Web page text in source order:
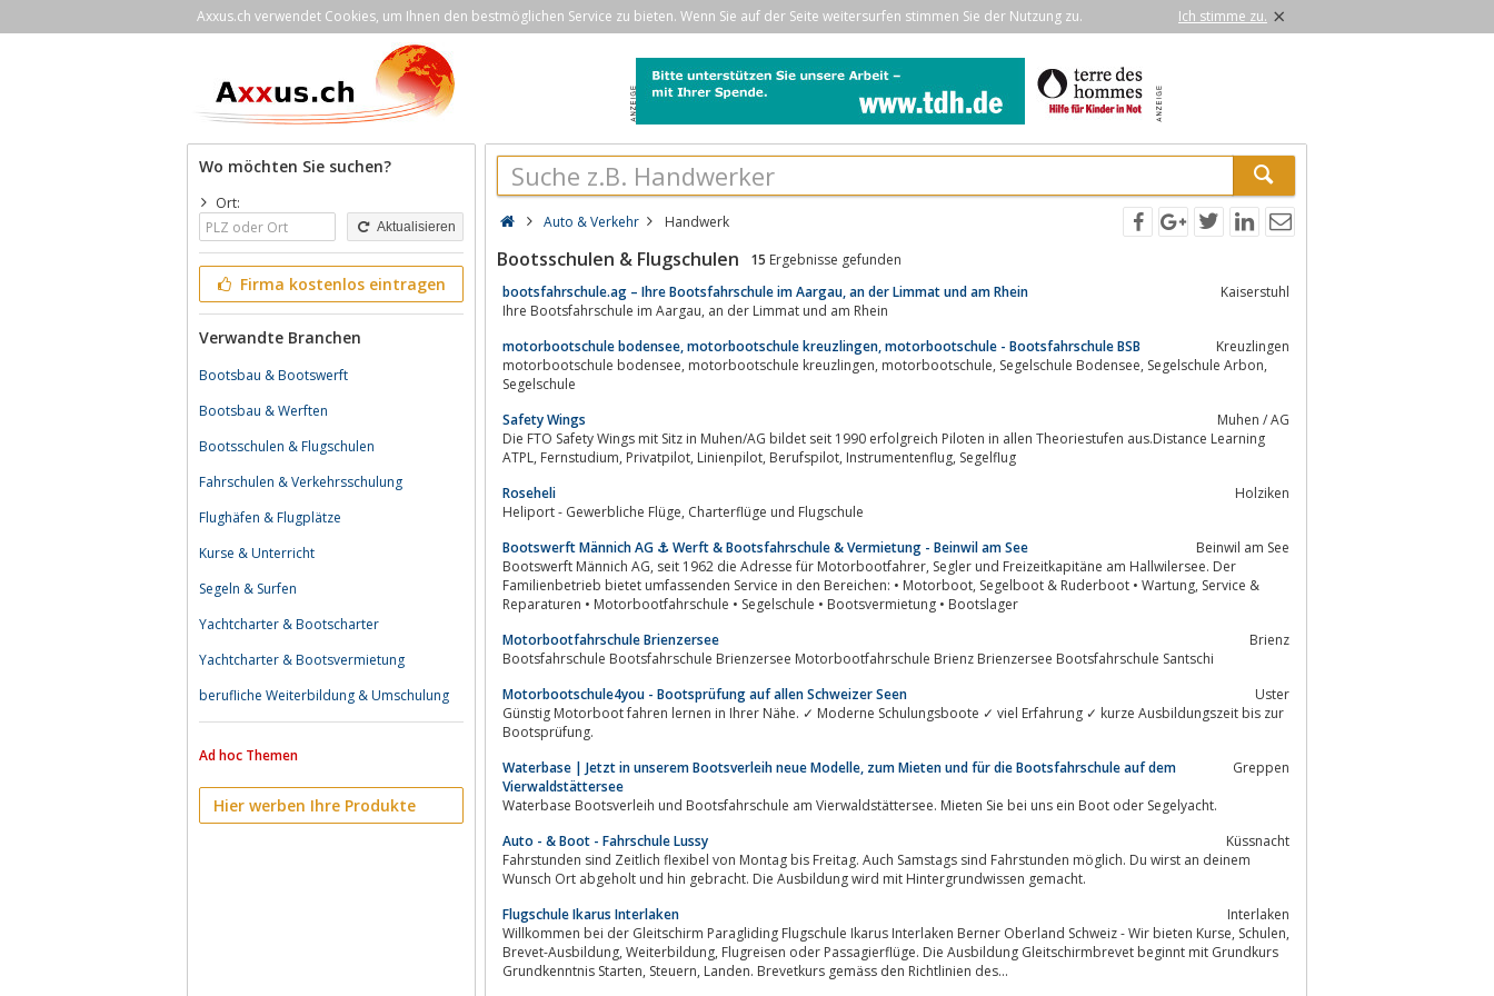
Axxus.ch verwendet Cookies, um Ihnen den bestmöglichen Service zu bieten. Wenn Sie auf der Seite weitersurfen stimmen Sie der Nutzung zu. Ich stimme zu. ×
Wo möchten Sie suchen?
Ort:
Aktualisieren
Firma kostenlos eintragen
Verwandte Branchen
Bootsbau & Bootswerft
Bootsbau & Werften
Bootsschulen & Flugschulen
Fahrschulen & Verkehrsschulung
Flughäfen & Flugplätze
Kurse & Unterricht
Segeln & Surfen
Yachtcharter & Bootscharter
Yachtcharter & Bootsvermietung
berufliche Weiterbildung & Umschulung
Ad hoc Themen
Hier werben Ihre Produkte
Auto & Verkehr Handwerk
Bootsschulen & Flugschulen 15 Ergebnisse gefunden
bootsfahrschule.ag – Ihre Bootsfahrschule im Aargau, an der Limmat und am Rhein
Kaiserstuhl
Ihre Bootsfahrschule im Aargau, an der Limmat und am Rhein
motorbootschule bodensee, motorbootschule kreuzlingen, motorbootschule - Bootsfahrschule BSB
Kreuzlingen
motorbootschule bodensee, motorbootschule kreuzlingen, motorbootschule, Segelschule Bodensee, Segelschule Arbon,
Segelschule
Safety Wings
Muhen / AG
Die FTO Safety Wings mit Sitz in Muhen/AG bildet seit 1990 erfolgreich Piloten in allen Theoriestufen aus.Distance Learning
ATPL, Fernstudium, Privatpilot, Linienpilot, Berufspilot, Instrumentenflug, Segelflug
Roseheli
Holziken
Heliport - Gewerbliche Flüge, Charterflüge und Flugschule
Bootswerft Männich AG ⚓ Werft & Bootsfahrschule & Vermietung - Beinwil am See
Beinwil am See
Bootswerft Männich AG, seit 1962 die Adresse für Motorbootfahrer, Segler und Freizeitkapitäne am Hallwilersee. Der
Familienbetrieb bietet umfassenden Service in den Bereichen: • Motorboot, Segelboot & Ruderboot • Wartung, Service &
Reparaturen • Motorbootfahrschule • Segelschule • Bootsvermietung • Bootslager
Motorbootfahrschule Brienzersee
Brienz
Bootsfahrschule Bootsfahrschule Brienzersee Motorbootfahrschule Brienz Brienzersee Bootsfahrschule Santschi
Motorbootschule4you - Bootsprüfung auf allen Schweizer Seen
Uster
Günstig Motorboot fahren lernen in Ihrer Nähe. ✓ Moderne Schulungsboote ✓ viel Erfahrung ✓ kurze Ausbildungszeit bis zur
Bootsprüfung.
Waterbase | Jetzt in unserem Bootsverleih neue Modelle, zum Mieten und für die Bootsfahrschule auf dem
Vierwaldstättersee
Greppen
Waterbase Bootsverleih und Bootsfahrschule am Vierwaldstättersee. Mieten Sie bei uns ein Boot oder Segelyacht.
Auto - & Boot - Fahrschule Lussy
Küssnacht
Fahrstunden sind Zeitlich flexibel von Montag bis Freitag. Auch Samstags sind Fahrstunden möglich. Du wirst an deinem
Wunsch Ort abgeholt und hin gebracht. Die Ausbildung wird mit Hintergrundwissen gemacht.
Flugschule Ikarus Interlaken
Interlaken
Willkommen bei der Gleitschirm Paragliding Flugschule Ikarus Interlaken Berner Oberland Schweiz - Wir bieten Kurse, Schulen,
Brevet-Ausbildung, Weiterbildung, Flugreisen oder Passagierflüge. Die Ausbildung Gleitschirmbrevet beginnt mit Grundkurs
Grundkenntnis Starten, Steuern, Landen. Brevetkurs gemäss den Richtlinien des...